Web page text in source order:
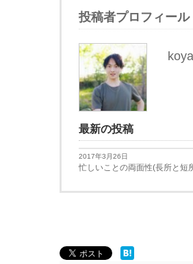
投稿者プロフィール
koya
最新の投稿
2017年3月26日
忙しいことの両面性(長所と短